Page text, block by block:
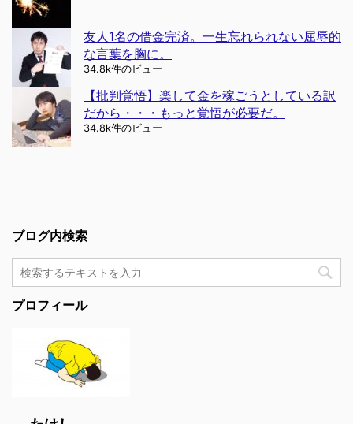
友人1名の借金完済。一生忘れられない屈辱的
な言葉を胸に。
34.8k件のビュー
【批判覚悟】楽して金を稼ごうとしている訳
だから・・・もっと覚悟が必要だ。
34.8k件のビュー
ブログ内検索
プロフィール